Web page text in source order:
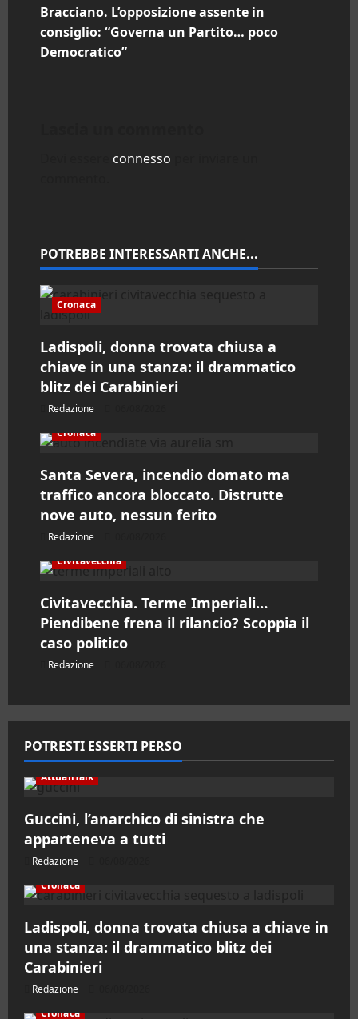
i
n
e
a
r
t
c
o
l
o
Bracciano. L’opposizione assente in
consiglio: “Governa un Partito… poco
Democratico”
connesso
POTREBBE INTERESSARTI ANCHE...
Cronaca
Ladispoli, donna trovata chiusa a
chiave in una stanza: il drammatico
blitz dei Carabinieri
Redazione
Cronaca
Santa Severa, incendio domato ma
traffico ancora bloccato. Distrutte
nove auto, nessun ferito
Redazione
Civitavecchia
Civitavecchia. Terme Imperiali…
Piendibene frena il rilancio? Scoppia il
caso politico
Redazione
POTRESTI ESSERTI PERSO
AttualiTalk
Guccini, l’anarchico di sinistra che
apparteneva a tutti
Redazione
Cronaca
Ladispoli, donna trovata chiusa a chiave in
una stanza: il drammatico blitz dei
Carabinieri
Redazione
Cronaca